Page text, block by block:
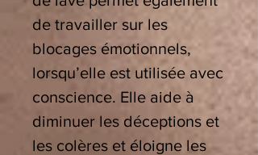
de travailler sur les
blocages émotionnels,
lorsqu’elle est utilisée avec
conscience. Elle aide à
diminuer les déceptions et
les colères et éloigne les